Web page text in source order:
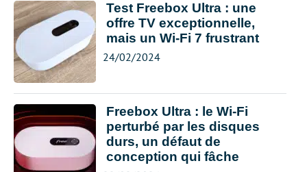
Test Freebox Ultra : une
offre TV exceptionnelle,
mais un Wi-Fi 7 frustrant
24/02/2024
Freebox Ultra : le Wi-Fi
perturbé par les disques
durs, un défaut de
conception qui fâche